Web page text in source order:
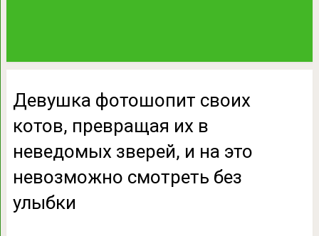
Девушка фотошопит своих
котов, превращая их в
неведомых зверей, и на это
невозможно смотреть без
улыбки